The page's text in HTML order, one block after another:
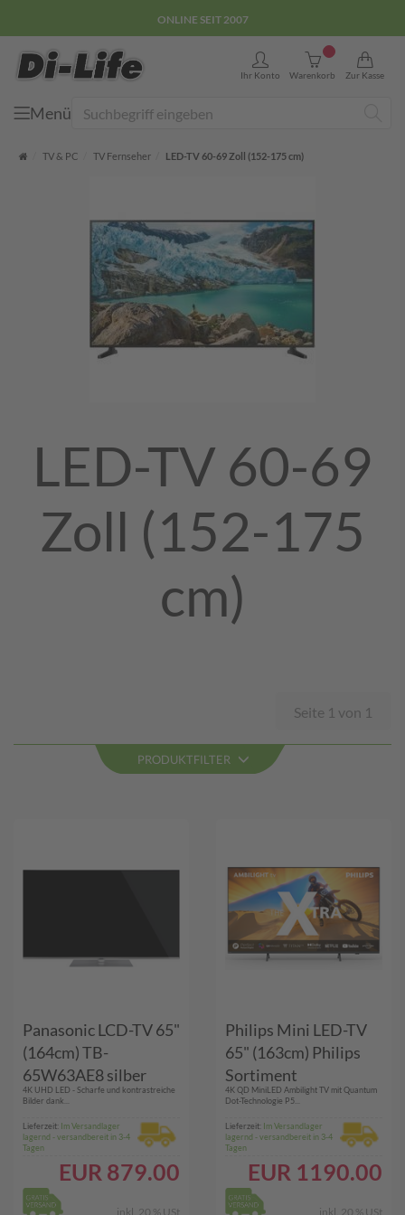
ONLINE SEIT 2007
Ihr Konto Warenkorb
0
Zur Kasse
Menü
Startseite
TV & PC TV Fernseher LED-TV 60-69 Zoll (152-175 cm)
LED-TV 60-69
Zoll (152-175
cm)
Seite 1 von 1
PRODUKTFILTER
Panasonic LCD-TV 65"
(164cm) TB-
65W63AE8 silber
4K UHD LED - Scharfe und kontrastreiche
Bilder dank...
Lieferzeit: Im Versandlager
lagernd - versandbereit in 3-4
Tagen
EUR 879.00
inkl. 20 % USt
Philips Mini LED-TV
65" (163cm) Philips
Sortiment
65PML9059/12 The
Xtra anthrazit
4K QD MiniLED Ambilight TV mit Quantum
Dot-Technologie P5...
Lieferzeit: Im Versandlager
lagernd - versandbereit in 3-4
Tagen
EUR 1190.00
inkl. 20 % USt